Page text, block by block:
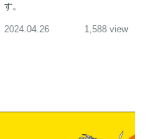
す。
2024.04.26 1,588 view